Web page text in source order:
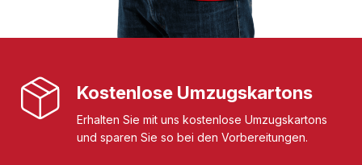
Kostenlose Umzugskartons
Erhalten Sie mit uns kostenlose Umzugskartons
und sparen Sie so bei den Vorbereitungen.